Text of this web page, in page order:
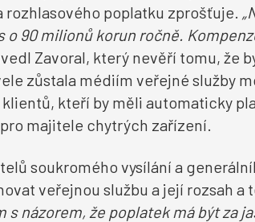
poplatku zprošťuje.
90 milionů korun ročně.
Zavoral, který nevěří tomu, že
zůstala médiím veřejné služby
kteří by měli automaticky
majitele chytrých zařízení.
soukromého vysílání a
veřejnou službu a její rozsah a
s názorem, že poplatek má být za